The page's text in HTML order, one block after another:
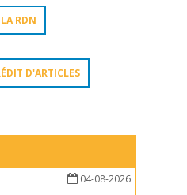
RDN
D'ARTICLES
04-08-2026